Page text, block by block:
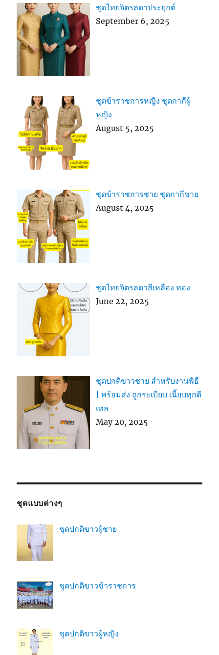
ชุดไทยจิตรลดาประยุกต์
September 6, 2025
ชุดข้าราชการหญิง ชุดกากีผู้
หญิง
August 5, 2025
ชุดข้าราชการชาย ชุดกากีชาย
August 4, 2025
ชุดไทยจิตรลดาสีเหลือง ทอง
June 22, 2025
ชุดปกติขาวชาย สำหรับงานพิธี
| พร้อมส่ง ถูกระเบียบ เนี้ยบทุกดี
เทล
May 20, 2025
ชุดแบบต่างๆ
ชุดปกติขาวผู้ชาย
ชุดปกติขาวข้าราชการ
ชุดปกติขาวผู้หญิง